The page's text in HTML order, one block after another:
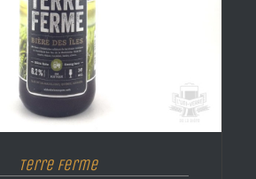
Terre Ferme